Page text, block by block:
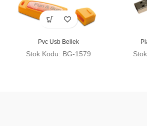
Pvc Usb Bellek
Stok Kodu: BG-1579